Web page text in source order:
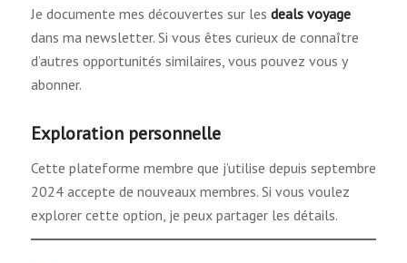
Je documente mes découvertes sur les deals voyage
dans ma newsletter. Si vous êtes curieux de connaître
d’autres opportunités similaires, vous pouvez vous y
abonner.
Exploration personnelle
Cette plateforme membre que j’utilise depuis septembre
2024 accepte de nouveaux membres. Si vous voulez
explorer cette option, je peux partager les détails.